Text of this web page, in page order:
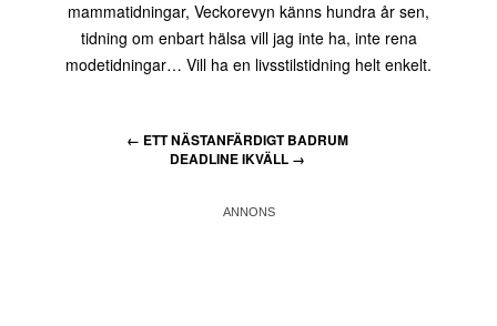
mammatidningar, Veckorevyn känns hundra år sen,
tidning om enbart hälsa vill jag inte ha, inte rena
modetidningar… Vill ha en livsstilstidning helt enkelt.
← ETT NÄSTANFÄRDIGT BADRUM
DEADLINE IKVÄLL →